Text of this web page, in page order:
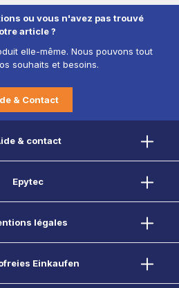
ou vous n'avez pas trouvé
article ?
elle-même. Nous pouvons tout
souhaits et besoins.
& Contact
& contact
Epytec
légales
Einkaufen